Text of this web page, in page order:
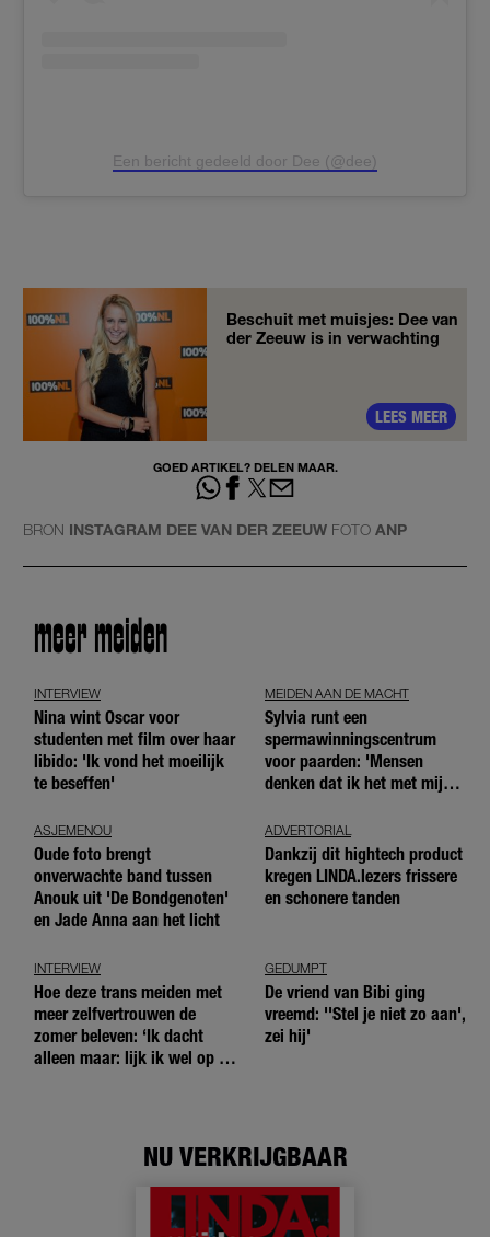
Een bericht gedeeld door Dee (@dee)
Beschuit met muisjes: Dee van
der Zeeuw is in verwachting
LEES MEER
GOED ARTIKEL? DELEN MAAR.
BRON INSTAGRAM DEE VAN DER ZEEUW FOTO ANP
meer meiden
INTERVIEW
Nina wint Oscar voor
studenten met film over haar
libido: 'Ik vond het moeilijk
te beseffen'
MEIDEN AAN DE MACHT
Sylvia runt een
spermawinningscentrum
voor paarden: 'Mensen
denken dat ik het met mijn
ASJEMENOU
Oude foto brengt
onverwachte band tussen
Anouk uit 'De Bondgenoten'
en Jade Anna aan het licht
ADVERTORIAL
Dankzij dit hightech product
kregen LINDA.lezers frissere
en schonere tanden
INTERVIEW
Hoe deze trans meiden met
meer zelfvertrouwen de
zomer beleven: ‘Ik dacht
alleen maar: lijk ik wel op de
GEDUMPT
De vriend van Bibi ging
vreemd: ''Stel je niet zo aan',
zei hij'
NU VERKRIJGBAAR